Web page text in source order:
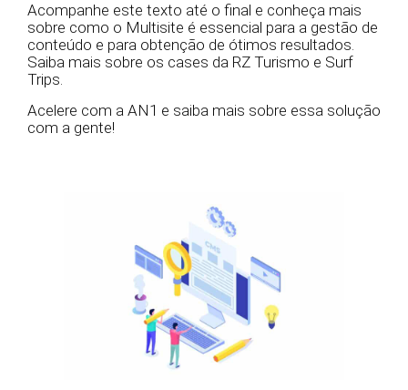
Acompanhe este texto até o final e conheça mais
sobre como o Multisite é essencial para a gestão de
conteúdo e para obtenção de ótimos resultados.
Saiba mais sobre os cases da RZ Turismo e Surf
Trips.
Acelere com a AN1 e saiba mais sobre essa solução
com a gente!